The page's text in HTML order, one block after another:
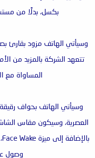
بكسل، بدلًا من مستشعرين
وسيأتي الهاتف مزود بقارئ
تتعهد الشركة بالمزيد من
المساواة مع
وصول